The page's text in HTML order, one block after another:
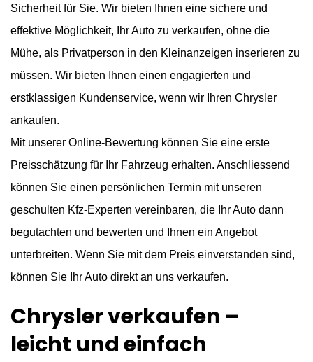
Sicherheit für Sie. Wir bieten Ihnen eine sichere und
effektive Möglichkeit, Ihr Auto zu verkaufen, ohne die
Mühe, als Privatperson in den Kleinanzeigen inserieren zu
müssen. Wir bieten Ihnen einen engagierten und
erstklassigen Kundenservice, wenn wir Ihren Chrysler
ankaufen.
Mit unserer Online-Bewertung können Sie eine erste
Preisschätzung für Ihr Fahrzeug erhalten. Anschliessend
können Sie einen persönlichen Termin mit unseren
geschulten Kfz-Experten vereinbaren, die Ihr Auto dann
begutachten und bewerten und Ihnen ein Angebot
unterbreiten. Wenn Sie mit dem Preis einverstanden sind,
können Sie Ihr Auto direkt an uns verkaufen.
Chrysler verkaufen –
leicht und einfach